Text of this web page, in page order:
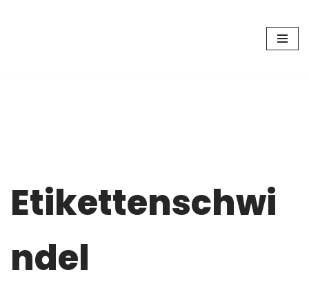
Etikettenschwi
ndel